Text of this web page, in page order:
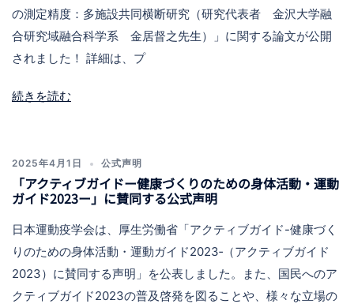
の測定精度：多施設共同横断研究（研究代表者 金沢大学融
合研究域融合科学系 金居督之先生）」に関する論文が公開
されました！ 詳細は、プ
続きを読む
2025年4月1日 公式声明
「アクティブガイドー健康づくりのための身体活動・運動
ガイド2023ー」に賛同する公式声明
日本運動疫学会は、厚生労働省「アクティブガイド-健康づく
りのための身体活動・運動ガイド2023‐（アクティブガイド
2023）に賛同する声明」を公表しました。また、国民へのア
クティブガイド2023の普及啓発を図ることや、様々な立場の